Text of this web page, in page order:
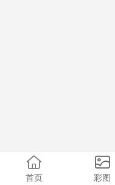
首页 彩图